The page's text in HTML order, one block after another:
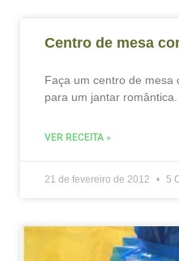
Centro de mesa
Faça um centro de mesa
para um jantar romântica.
VER RECEITA »
21 de fevereiro de 2012 5